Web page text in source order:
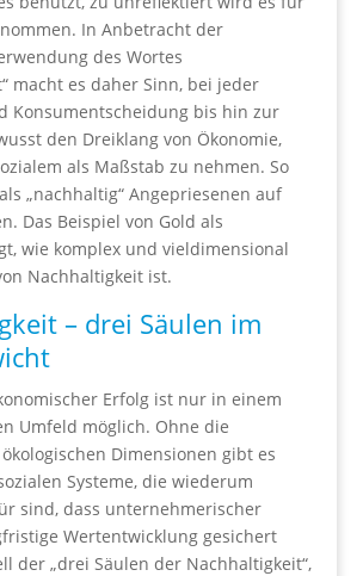
In Anbetracht der
des Wortes
macht es daher Sinn, bei jeder
Konsumentscheidung bis hin zur
den Dreiklang von Ökonomie,
als Maßstab zu nehmen. So
„nachhaltig“ Angepriesenen auf
Das Beispiel von Gold als
wie komplex und vieldimensional
Nachhaltigkeit ist.
– drei Säulen im
Erfolg ist nur in einem
Umfeld möglich. Ohne die
Dimensionen gibt es
Systeme, die wiederum
sind, dass unternehmerischer
Wertentwicklung gesichert
der „drei Säulen der Nachhaltigkeit“,